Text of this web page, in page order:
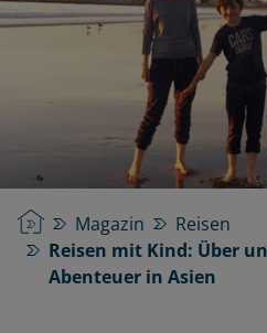
StartseiteMagazin
Reisen
Reisen mit Kind: Über
Abenteuer in Asien